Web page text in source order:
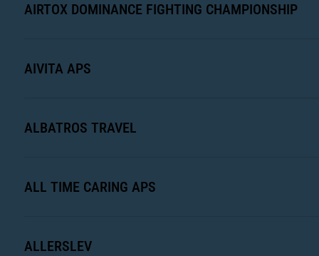
AIRTOX DOMINANCE FIGHTING CHAMPIONSHIP
AIVITA APS
ALBATROS TRAVEL
ALL TIME CARING APS
ALLERSLEV